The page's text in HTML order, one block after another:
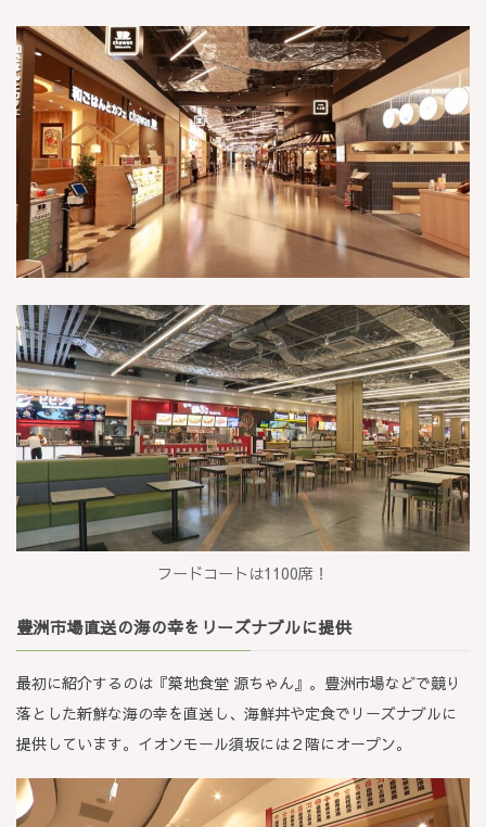
フードコートは1100席！
豊洲市場直送の海の幸をリーズナブルに提供
最初に紹介するのは『築地食堂 源ちゃん』。豊洲市場などで競り
落とした新鮮な海の幸を直送し、海鮮丼や定食でリーズナブルに
提供しています。イオンモール須坂には２階にオープン。